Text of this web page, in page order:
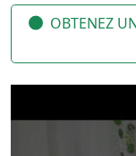
OBTENEZ